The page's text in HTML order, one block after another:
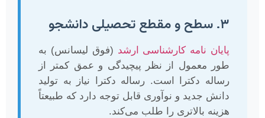
۳. سطح و مقطع تحصیلی دانشجو
پایان نامه کارشناسی ارشد (فوق لیسانس) به
طور معمول از نظر پیچیدگی و عمق کمتر از
رساله دکترا است. رساله دکترا نیاز به تولید
دانش جدید و نوآوری قابل توجه دارد که طبیعتاً
هزینه بالاتری را طلب می‌کند.